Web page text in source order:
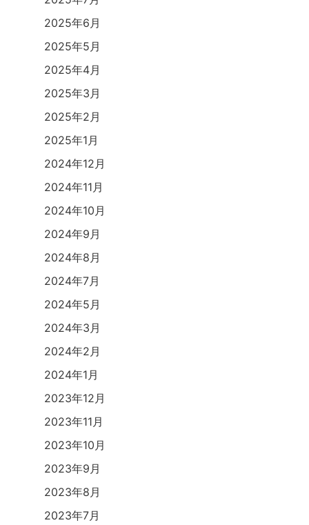
2025年6月
2025年5月
2025年4月
2025年3月
2025年2月
2025年1月
2024年12月
2024年11月
2024年10月
2024年9月
2024年8月
2024年7月
2024年5月
2024年3月
2024年2月
2024年1月
2023年12月
2023年11月
2023年10月
2023年9月
2023年8月
2023年7月